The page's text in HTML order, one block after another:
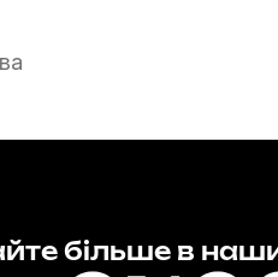
більше в